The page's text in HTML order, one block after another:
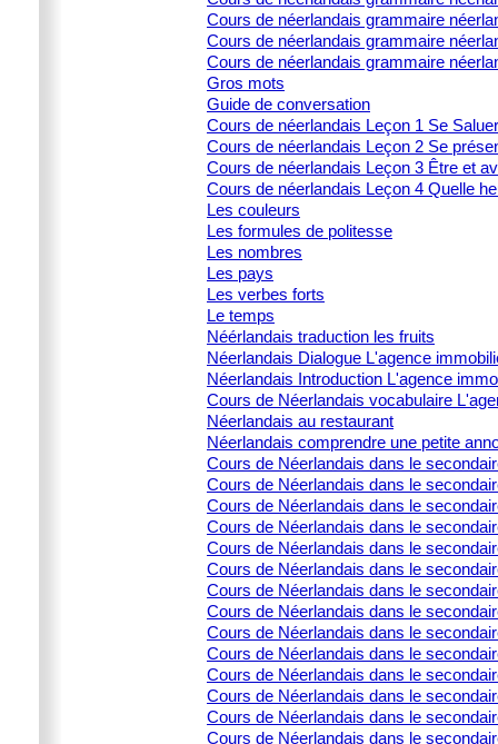
Cours de néerlandais grammaire
Cours de néerlandais grammaire
Cours de néerlandais grammaire
Gros mots
Guide de conversation
Cours de néerlandais Leçon 1 Se Saluer
Cours de néerlandais Leçon 2 Se
Cours de néerlandais Leçon 3 Être et
Cours de néerlandais Leçon 4 Quelle
Les couleurs
Les formules de politesse
Les nombres
Les pays
Les verbes forts
Le temps
Néérlandais traduction les fruits
Néerlandais Dialogue L'agence
Néerlandais Introduction L'agence
Cours de Néerlandais vocabulaire
Néerlandais au restaurant
Néerlandais comprendre une petite
Cours de Néerlandais dans le
Cours de Néerlandais dans le
Cours de Néerlandais dans le
Cours de Néerlandais dans le
Cours de Néerlandais dans le
Cours de Néerlandais dans le
Cours de Néerlandais dans le
Cours de Néerlandais dans le
Cours de Néerlandais dans le
Cours de Néerlandais dans le
Cours de Néerlandais dans le
Cours de Néerlandais dans le
Cours de Néerlandais dans le
Cours de Néerlandais dans le